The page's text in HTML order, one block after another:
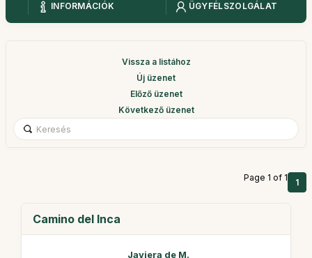
INFORMÁCIÓK
ÜGYFÉLSZOLGÁLAT
Vissza a listához
Új üzenet
Előző üzenet
Következő üzenet
Page 1 of 1 1
Camino del Inca
Javiera de M.